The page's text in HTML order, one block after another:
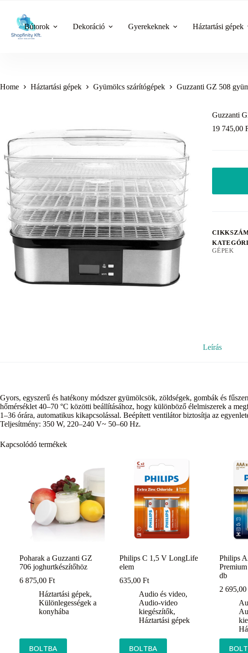
content
Bútorok Dekoráció Gyerekeknek Háztartási gépek
Home Háztartási gépek Gyümölcs szárítógépek Guzzanti GZ 508
Guzzanti
19 745,00
GÉPEK
Leírás
Gyors, egyszerű és hatékony módszer gyümölcsök, zöldségek, gombák és
hőmérséklet 40–70 °C közötti beállításához, hogy különböző élelmiszerek a
1–36 órára, automatikus kikapcsolással. Beépített ventilátor biztosítja az
Teljesítmény: 350 W, 220–240 V~ 50–60 Hz.
Kapcsolódó termékek
Poharak a Guzzanti GZ
706 joghurtkészítőhöz
6 875,00 Ft
Háztartási gépek,
Különlegességek a
konyhába
BOLTBA
Philips C 1,5 V LongLife
elem
635,00Ft
Audio és video,
Audio-video
kiegészítők,
Háztartási gépek
BOLTBA
Philips
db
2